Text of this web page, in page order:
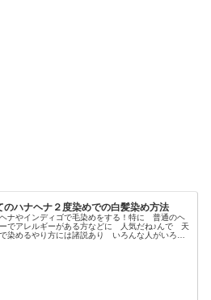
のハナヘナ２度染めでの白髪染め方法
ナやインディゴで毛染めをする！特に 普通のヘ
でアレルギーがある方などに 人気だね♪んで 天
染めるやり方には諸説あり いろんな人がいろん